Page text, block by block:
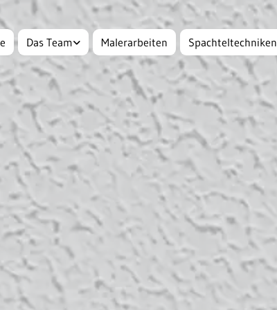
Das Team Malerarbeiten Spachteltechniken